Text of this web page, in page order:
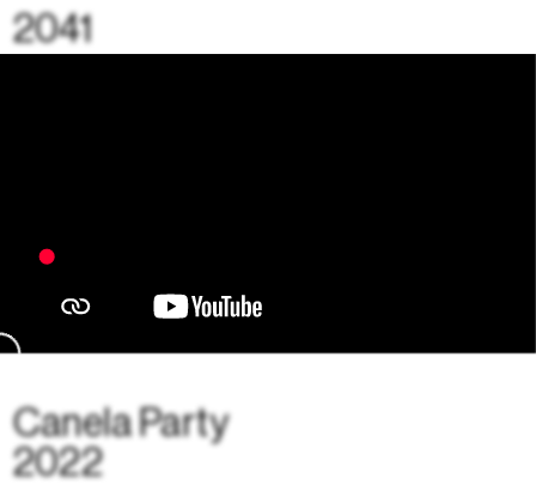
2041
Canela Party
2022